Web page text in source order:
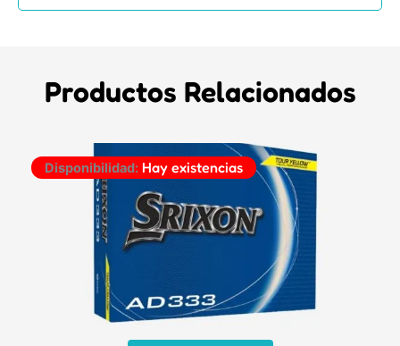
Productos Relacionados
Disponibilidad: Hay existencias